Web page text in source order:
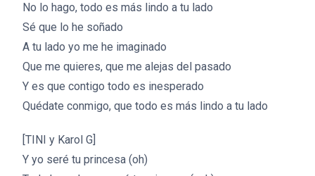
No lo hago, todo es más lindo a tu lado
Sé que lo he soñado
A tu lado yo me he imaginado
Que me quieres, que me alejas del pasado
Y es que contigo todo es inesperado
Quédate conmigo, que todo es más lindo a tu lado
[TINI y Karol G]
Y yo seré tu princesa (oh)